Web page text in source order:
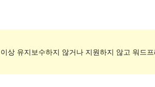
상 유지보수하지 않거나 지원하지 않고 워드